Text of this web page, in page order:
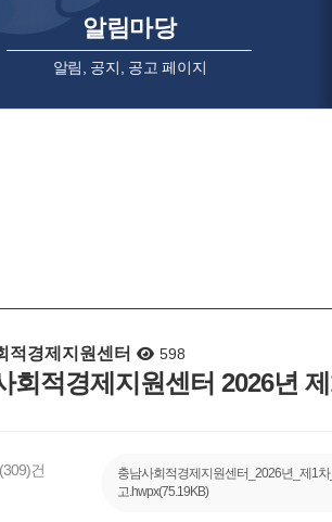
알림마당
알림, 공지, 공고 페이지
적경제지원센터 598
회적경제지원센터 2026년
건
충남사회적경제지원센터_2026년_제1
고.hwpx(75.19KB)